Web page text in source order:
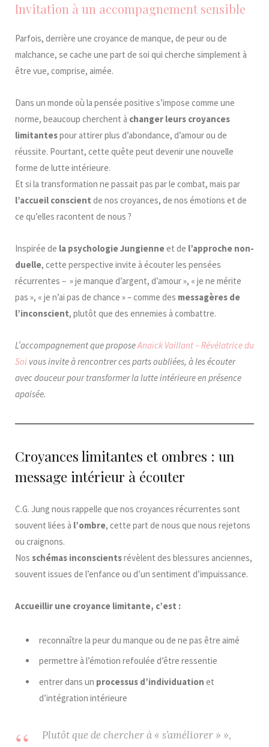
Invitation à un accompagnement sensible
Parfois, derrière une croyance de manque, de peur ou de
malchance, se cache une part de soi qui cherche simplement à
être vue, comprise, aimée.
Dans un monde où la pensée positive s’impose comme une
norme, beaucoup cherchent à changer leurs croyances
limitantespour attirer plus d’abondance, d’amour ou de
réussite. Pourtant, cette quête peut devenir une nouvelle
forme de lutte intérieure.
Et si la transformation ne passait pas par le combat, mais par
l’accueil conscient de nos croyances, de nos émotions et de
ce qu’elles racontent de nous ?
Inspirée de la psychologie Jungienneet de l’approche non-
duelle, cette perspective invite à écouter les pensées
récurrentes – » je manque d’argent, d’amour », « je ne mérite
pas », « je n’ai pas de chance » – comme des messagères de
l’inconscient, plutôt que des ennemies à combattre.
L’accompagnement que proposeAnaïck Vaillant – Révélatrice du
Soi vous invite à rencontrer ces parts oubliées, à les écouter
avec douceur pour transformer la lutte intérieure en présence
apaisée.
Croyances limitantes et ombres : un
message intérieur à écouter
C.G. Jung nous rappelle que nos croyances récurrentes sont
souvent liées à l’ombre, cette part de nous que nous rejetons
ou craignons.
Nos schémas inconscientsrévèlent des blessures anciennes,
souvent issues de l’enfance ou d’un sentiment d’impuissance.
Accueillir une croyance limitante, c’est :
reconnaître la peur du manque ou de ne pas être aimé
permettre à l’émotion refoulée d’être ressentie
entrer dans un processus d’individuation et
d’intégration intérieure
Plutôt que de chercher à « s’améliorer » »,